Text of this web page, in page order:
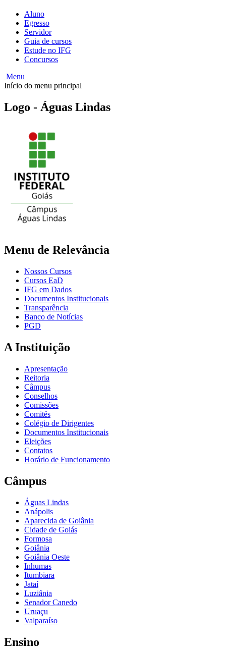
Aluno
Egresso
Servidor
Guia de cursos
Estude no IFG
Concursos
Menu
Início do menu principal
Logo - Águas Lindas
Menu de Relevância
Nossos Cursos
Cursos EaD
IFG em Dados
Documentos Institucionais
Transparência
Banco de Notícias
PGD
A Instituição
Apresentação
Reitoria
Câmpus
Conselhos
Comissões
Comitês
Colégio de Dirigentes
Documentos Institucionais
Eleições
Contatos
Horário de Funcionamento
Câmpus
Águas Lindas
Anápolis
Aparecida de Goiânia
Cidade de Goiás
Formosa
Goiânia
Goiânia Oeste
Inhumas
Itumbiara
Jataí
Luziânia
Senador Canedo
Uruaçu
Valparaíso
Ensino